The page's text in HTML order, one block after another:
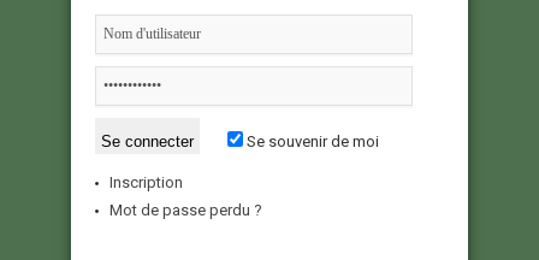
Se souvenir de moi
Inscription
Mot de passe perdu ?